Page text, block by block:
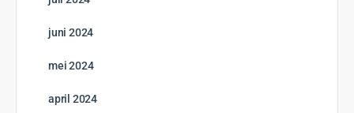
juni 2024
mei 2024
april 2024